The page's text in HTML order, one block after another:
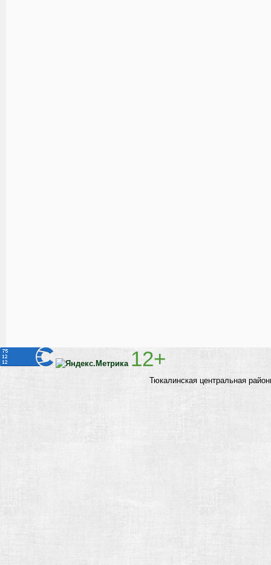
12+
Тюкалинская центральная